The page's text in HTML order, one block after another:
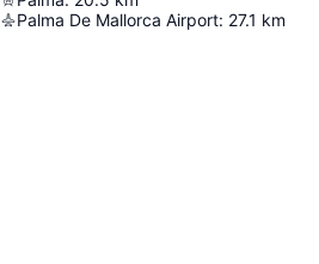
Palma De Mallorca Airport: 27.1 km